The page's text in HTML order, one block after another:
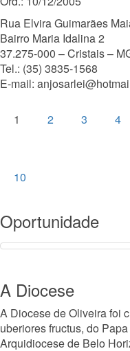
Rua Elvira Guimarães
Bairro Maria Idalina 2
37.275-000 – Cristais –
Tel.: (35) 3835-1568
E-mail:
1
2 3 4
10
Oportunidade
A Diocese
A Diocese de Oliveira foi
uberiores fructus, do
Arquidiocese de Belo